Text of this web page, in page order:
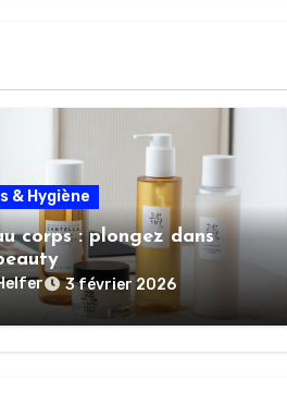
& Hygiène
corps : plongez dans
3 février 2026